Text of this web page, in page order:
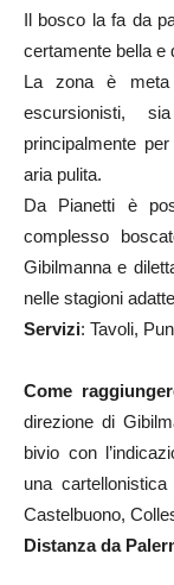
Il bosco la fa da
certamente bella e
La zona è meta
escursionisti,
principalmente
aria pulita.
Da Pianetti è
complesso
Gibilmanna e
nelle stagioni
Servizi: Tavoli,
Come
direzione di
bivio con
una
Castelbuono,
Distanza da